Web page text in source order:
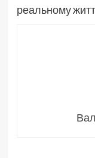
реальному